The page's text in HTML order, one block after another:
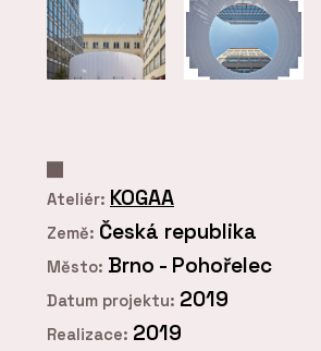
Ateliér: KOGAA
Země: Česká republika
Město: Brno - Pohořelec
Datum projektu: 2019
Realizace: 2019